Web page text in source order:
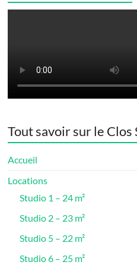
Tout savoir sur le Clos
Accueil
Locations
Studio 1 – 24 m²
Studio 2 – 23 m²
Studio 5 – 22 m²
Studio 6 – 25 m²